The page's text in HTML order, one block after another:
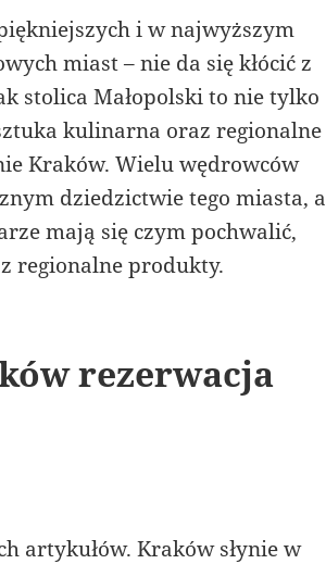
i w najwyższym
miast – nie da się kłócić z
stolica Małopolski to nie tylko
kulinarna oraz regionalne
Kraków. Wielu wędrowców
dziedzictwie tego miasta, a
mają się czym pochwalić,
regionalne produkty.
rezerwacja
artykułów. Kraków słynie w